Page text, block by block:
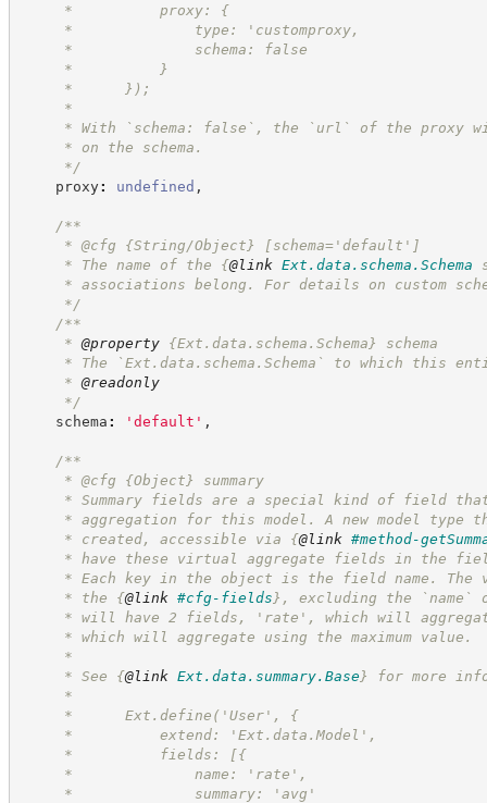
*          proxy: {
*              type: 'customproxy,
*              schema: false
*          }
*      });
*
* With `schema: false`, the `url` of the proxy will
* on the schema.
*/
proxy: undefined ,
/**
* @cfg {String/Object} [schema='default']
* The name of the {@link Ext.data.schema.Schema
* associations belong. For details on custom
*/
/**
* @property {Ext.data.schema.Schema}
schema
* The `Ext.data.schema.Schema` to which this
* @readonly
*/
schema : ' default ' ,
/**
* @cfg {Object}
summary
* Summary fields are a special kind of field that
* aggregation for this model. A new model type
* created, accessible via {@link #method-
* have these virtual aggregate fields in the
* Each key in the object is the field name. The
* the {@link #cfg-fields } , excluding the `name`
* will have 2 fields, 'rate', which will aggregate
* which will aggregate using the maximum value.
*
* See {@link Ext.data.summary.Base} for more
*
*      Ext.define('User', {
*          extend: 'Ext.data.Model',
*          fields: [{
*              name: 'rate',
*              summary: 'avg'